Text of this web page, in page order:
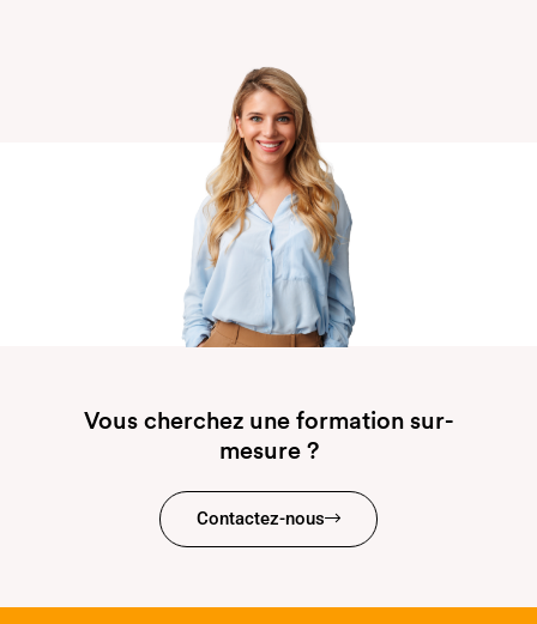
Vous cherchez une formation sur-
mesure ?
Contactez-nous